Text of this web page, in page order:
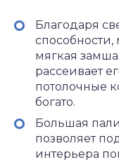
Благодаря
мягкая
рассеивает
потолочные
богато.
Большая
позволяет
интерьера